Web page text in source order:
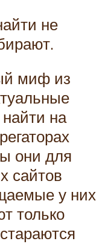
не
миф из
на
они для
сайтов
у них
только